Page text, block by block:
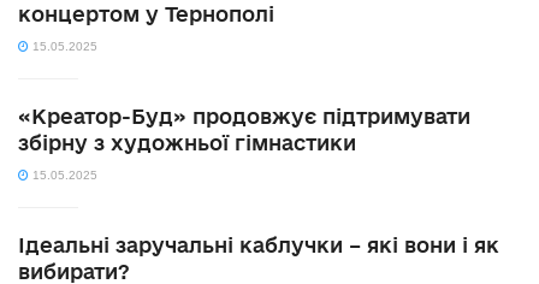
концертом у Тернополі
15.05.2025
«Креатор-Буд» продовжує підтримувати
збірну з художньої гімнастики
15.05.2025
Ідеальні заручальні каблучки – які вони і як
вибирати?